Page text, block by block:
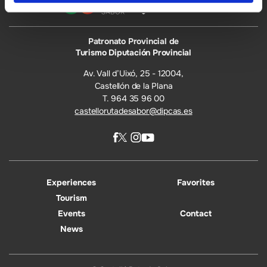
Patronato Provincial de
Turismo Diputación Provincial
Av. Vall d’Uixó, 25 - 12004,
Castellón de la Plana
T. 964 35 96 00
castellorutadesabor@dipcas.es
Experiences
Tourism
Events
News
Favorites
Contact